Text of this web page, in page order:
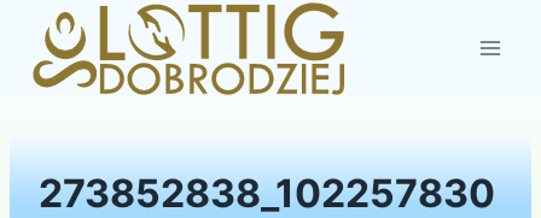
Przejdź
treści
273852838_102257830